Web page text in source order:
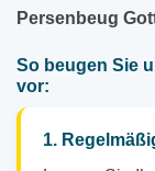
Persenbeug
So beugen Sie
vor:
1.